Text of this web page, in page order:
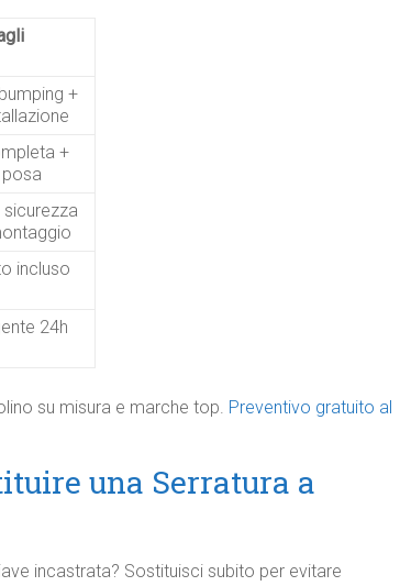
+
+
posa
sicurezza
incluso
24h
su misura e marche top. Preventivo gratuito al
una Serratura a
incastrata? Sostituisci subito per evitare